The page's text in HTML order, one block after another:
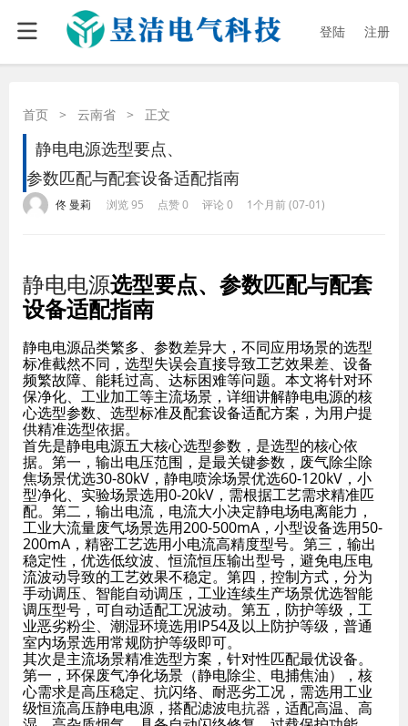
登陆 注册
首页 > 云南省 > 正文
静电电源选型要点、
参数匹配与配套设备适配指南
佟 曼莉 浏览 95 点赞 0 评论 0 1个月前 (07-01)
静电电源选型要点、参数匹配与配套
设备适配指南
静电电源品类繁多、参数差异大，不同应用场景的选型
标准截然不同，选型失误会直接导致工艺效果差、设备
频繁故障、能耗过高、达标困难等问题。本文将针对环
保净化、工业加工等主流场景，详细讲解静电电源的核
心选型参数、选型标准及配套设备适配方案，为用户提
供精准选型依据。
首先是静电电源五大核心选型参数，是选型的核心依
据。第一，输出电压范围，是最关键参数，废气除尘除
焦场景优选30-80kV，静电喷涂场景优选60-120kV，小
型净化、实验场景选用0-20kV，需根据工艺需求精准匹
配。第二，输出电流，电流大小决定静电场电离能力，
工业大流量废气场景选用200-500mA，小型设备选用50-
200mA，精密工艺选用小电流高精度型号。第三，输出
稳定性，优选低纹波、恒流恒压输出型号，避免电压电
流波动导致的工艺效果不稳定。第四，控制方式，分为
手动调压、智能自动调压，工业连续生产场景优选智能
调压型号，可自动适配工况波动。第五，防护等级，工
业恶劣粉尘、潮湿环境选用IP54及以上防护等级，普通
室内场景选用常规防护等级即可。
其次是主流场景精准选型方案，针对性匹配最优设备。
第一，环保废气净化场景（静电除尘、电捕焦油），核
心需求是高压稳定、抗闪络、耐恶劣工况，需选用工业
级恒流高压静电电源，搭配滤波电抗器 ，适配高温、高